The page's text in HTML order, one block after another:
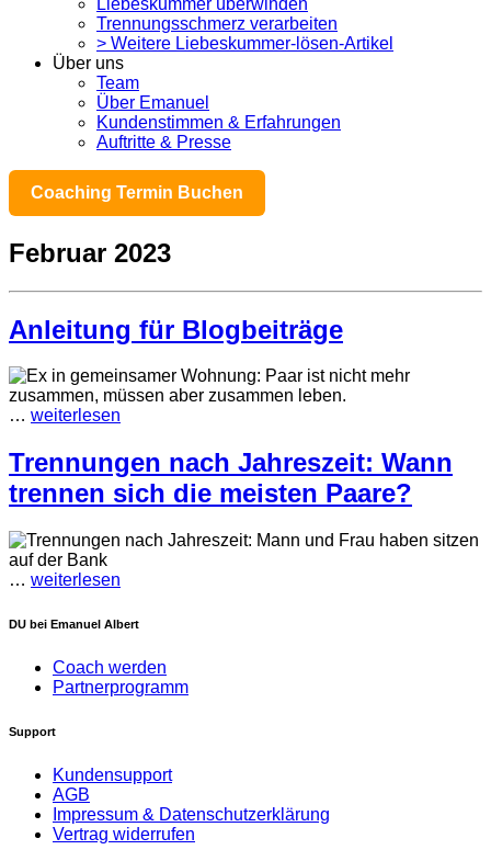
Trennungsschmerz verarbeiten
> Weitere Liebeskummer-lösen-Artikel
Über uns
Team
Über Emanuel
Kundenstimmen & Erfahrungen
Auftritte & Presse
Coaching Termin Buchen
Februar 2023
Anleitung für Blogbeiträge
… weiterlesen
Trennungen nach Jahreszeit: Wann
trennen sich die meisten Paare?
… weiterlesen
DU bei Emanuel Albert
Coach werden
Partnerprogramm
Support
Kundensupport
AGB
Impressum & Datenschutzerklärung
Vertrag widerrufen